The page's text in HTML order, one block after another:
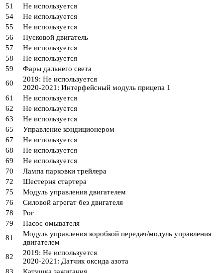
51
Не используется
54
Не используется
55
Не используется
56
Пусковой двигатель
57
Не используется
58
Не используется
59
Фары дальнего света
60
2019: Не используется
2020-2021: Интерфейсный модуль прицепа 1
61
Не используется
62
Не используется
63
Не используется
65
Управление кондиционером
67
Не используется
68
Не используется
69
Не используется
70
Лампа парковки трейлера
72
Шестерня стартера
75
Модуль управления двигателем
76
Силовой агрегат без двигателя
78
Рог
79
Насос омывателя
81
Модуль управления коробкой передач/модуль управления
двигателем
82
2019: Не используется
2020-2021: Датчик оксида азота
83
Катушка зажигания